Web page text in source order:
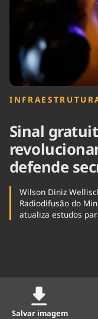
Sinal
defende
Wilson Diniz
Radiodifusão do
atualiza estudos
Salvar imagem